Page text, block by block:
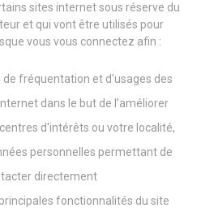
sites internet sous réserve du
et qui vont être utilisés pour
vous vous connectez afin :
fréquentation et d'usages des
dans le but de l’améliorer
d'intérêts ou votre localité,
personnelles permettant de
directement
fonctionnalités du site